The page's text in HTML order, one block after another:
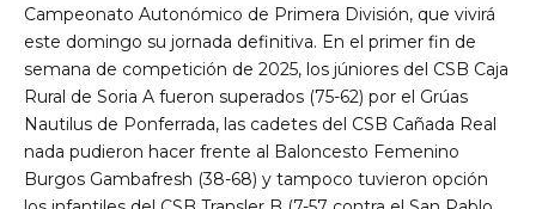
Campeonato Autonómico de Primera División, que vivirá
este domingo su jornada definitiva. En el primer fin de
semana de competición de 2025, los júniores del CSB Caja
Rural de Soria A fueron superados (75-62) por el Grúas
Nautilus de Ponferrada, las cadetes del CSB Cañada Real
nada pudieron hacer frente al Baloncesto Femenino
Burgos Gambafresh (38-68) y tampoco tuvieron opción